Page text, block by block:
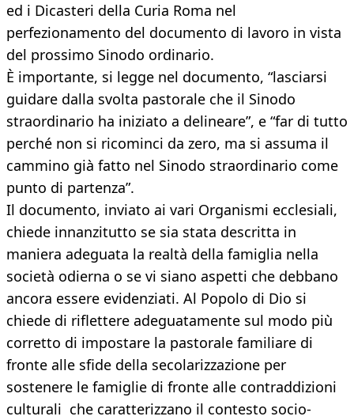
ed i Dicasteri della Curia Roma nel
perfezionamento del documento di lavoro in vista
del prossimo Sinodo ordinario.
È importante, si legge nel documento, “lasciarsi
guidare dalla svolta pastorale che il Sinodo
straordinario ha iniziato a delineare”, e “far di tutto
perché non si ricominci da zero, ma si assuma il
cammino già fatto nel Sinodo straordinario come
punto di partenza”.
Il documento, inviato ai vari Organismi ecclesiali,
chiede innanzitutto se sia stata descritta in
maniera adeguata la realtà della famiglia nella
società odierna o se vi siano aspetti che debbano
ancora essere evidenziati. Al Popolo di Dio si
chiede di riflettere adeguatamente sul modo più
corretto di impostare la pastorale familiare di
fronte alle sfide della secolarizzazione per
sostenere le famiglie di fronte alle contraddizioni
culturali che caratterizzano il contesto socio-